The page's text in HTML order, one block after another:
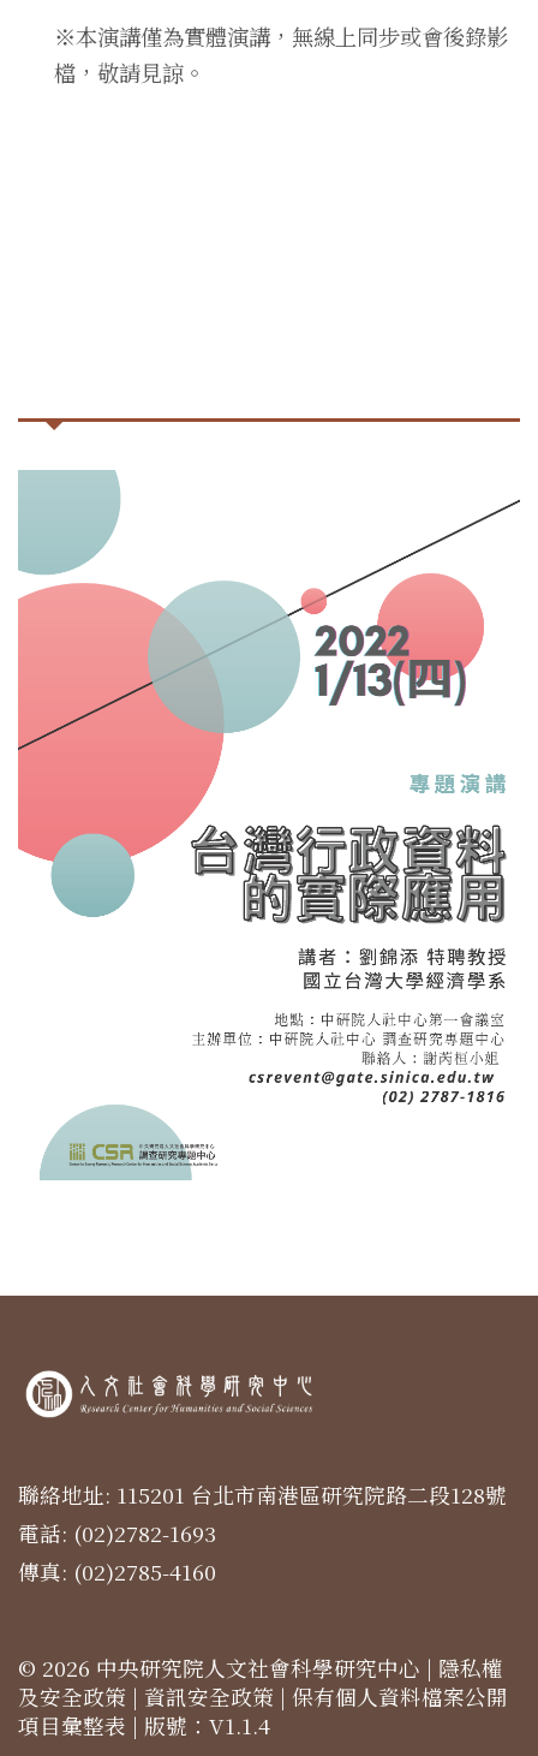
※本演講僅為實體演講，無線上同步或會後錄影
檔，敬請見諒。
聯絡地址: 115201 台北市南港區研究院路二段128號
電話: (02)2782-1693
傳真: (02)2785-4160
© 2026 中央研究院人文社會科學研究中心 | 隱私權
及安全政策 | 資訊安全政策 | 保有個人資料檔案公開
項目彙整表 | 版號：V1.1.4